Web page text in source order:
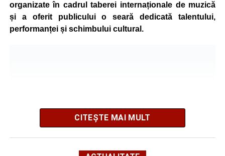
vor putea înscrie direct la competiție în cadrul Punctului
Oficial de Înscrieri și Informații (Race Office), care va
funcționa după următorul program:
Roșie, unde vor avea loc și antrenamente libere pe
traseul de concurs.
Startul competiției va fi dat duminică, 23 august 2026, la
organizate în cadrul taberei internaționale de muzică
și a oferit publicului o seară dedicată talentului,
performanței și schimbului cultural.
CITEȘTE MAI MULT